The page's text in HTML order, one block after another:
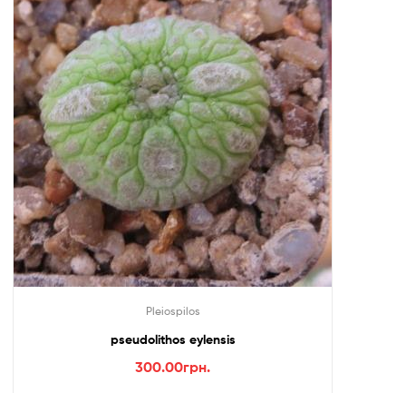
Pleiospilos
pseudolithos eylensis
300.00грн.